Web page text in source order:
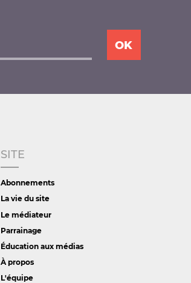
SITE
Abonnements
La vie du site
Le médiateur
Parrainage
Éducation aux médias
À propos
L'équipe